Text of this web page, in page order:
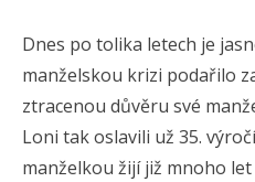
Dnes po tolika letech je
manželskou krizi podařilo
ztracenou důvěru své
Loni tak oslavili už 35.
manželkou žijí již mnoho